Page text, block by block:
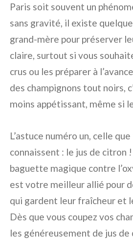
Paris soit souvent un
sans gravité, il existe
grand-mère pour préserver
claire, surtout si vous
crus ou les préparer à
des champignons tout noirs,
moins appétissant, même si
L’astuce numéro un, celle
connaissent : le jus de citron
baguette magique contre
est votre meilleur allié pour
qui gardent leur fraîcheur et
Dès que vous coupez vos
les généreusement de jus de